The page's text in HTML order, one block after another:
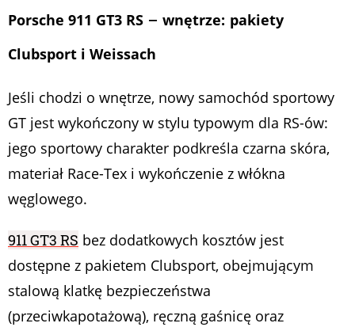
Porsche 911 GT3 RS – wnętrze: pakiety
Clubsport i Weissach
Jeśli chodzi o wnętrze, nowy samochód sportowy
GT jest wykończony w stylu typowym dla RS-ów:
jego sportowy charakter podkreśla czarna skóra,
materiał Race-Tex i wykończenie z włókna
węglowego.
911 GT3 RS bez dodatkowych kosztów jest
dostępne z pakietem Clubsport, obejmującym
stalową klatkę bezpieczeństwa
(przeciwkapotażową), ręczną gaśnicę oraz